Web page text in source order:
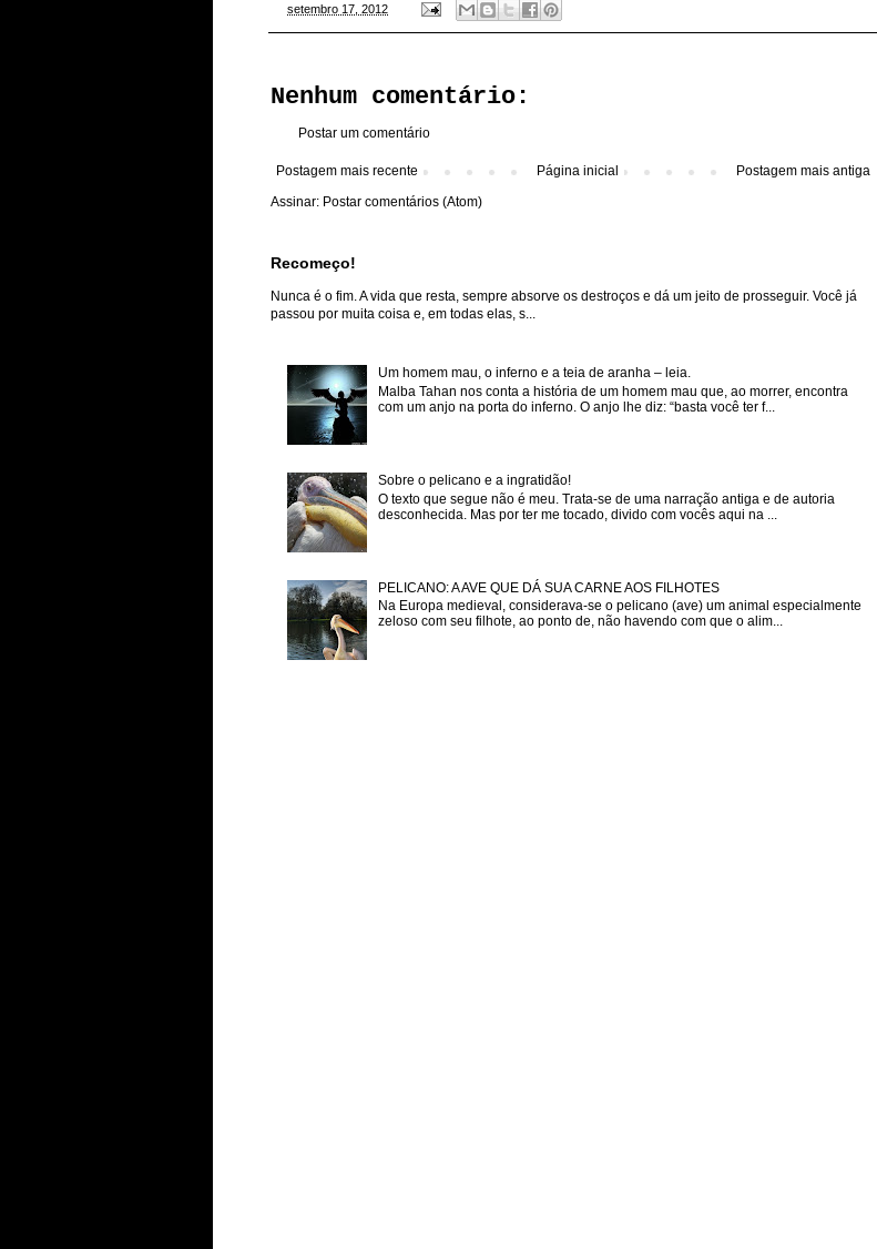
setembro 17, 2012
Nenhum comentário:
Postar um comentário
Postagem mais recente Postagem mais antiga
Página inicial
Assinar: Postar comentários (Atom)
Recomeço!
Nunca é o fim. A vida que resta, sempre absorve os destroços e dá um jeito de prosseguir. Você já
passou por muita coisa e, em todas elas, s...
Um homem mau, o inferno e a teia de aranha – leia.
Malba Tahan nos conta a história de um homem mau que, ao morrer, encontra
com um anjo na porta do inferno. O anjo lhe diz: “basta você ter f...
Sobre o pelicano e a ingratidão!
O texto que segue não é meu. Trata-se de uma narração antiga e de autoria
desconhecida. Mas por ter me tocado, divido com vocês aqui na ...
PELICANO: A AVE QUE DÁ SUA CARNE AOS FILHOTES
Na Europa medieval, considerava-se o pelicano (ave) um animal especialmente
zeloso com seu filhote, ao ponto de, não havendo com que o alim...